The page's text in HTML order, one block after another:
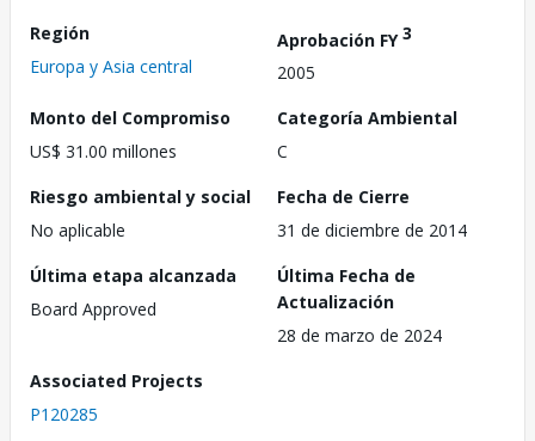
Región
Europa y Asia central
Aprobación FY3
2005
Monto del Compromiso
US$ 31.00 millones
Categoría Ambiental
C
Riesgo ambiental y social
No aplicable
Fecha de Cierre
31 de diciembre de 2014
Última etapa alcanzada
Board Approved
Última Fecha de
Actualización
28 de marzo de 2024
Associated Projects
P120285